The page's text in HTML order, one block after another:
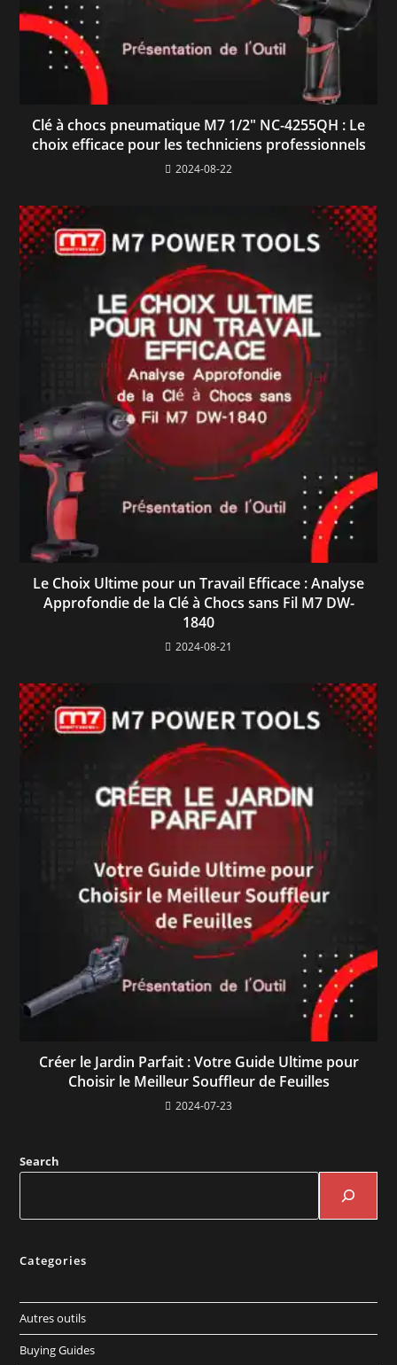
Clé à chocs pneumatique M7 1/2″ NC-4255QH : Le
choix efficace pour les techniciens professionnels
2024-08-22
Le Choix Ultime pour un Travail Efficace : Analyse
Approfondie de la Clé à Chocs sans Fil M7 DW-
1840
2024-08-21
Créer le Jardin Parfait : Votre Guide Ultime pour
Choisir le Meilleur Souffleur de Feuilles
2024-07-23
Search
Categories
Autres outils
Buying Guides